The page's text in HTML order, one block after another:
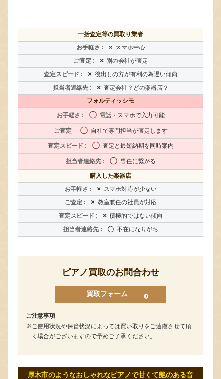
一括査定等の買取り業者
× スマホ中心
× 別の会社が査定
× 後出しの方が有利の為遅い傾向
× 査定会社？どの楽器店？
フォルティッシモ
〇 電話・スマホで入力可能
〇 自社で専門担当が査定します
〇 査定と最短納期を同時案内
〇 専任に繋がる
購入した楽器店
× スマホ対応が少ない
× 教室兼任の社員が対応
× 積極的ではない傾向
〇 不在になりがち
ピアノ買取のお問合わせ
買取フォーム
ご注意事項
ご使用状況や保管状況によっては買い取りをご遠慮させて頂
く場合がございますので予めご了承ください。
厚木市のようなおしゃれなピアノで甘くて艶のある音